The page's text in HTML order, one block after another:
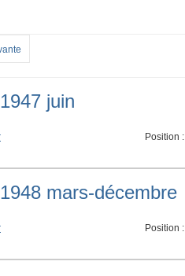
juin
Position :
mars-décembre
Position :